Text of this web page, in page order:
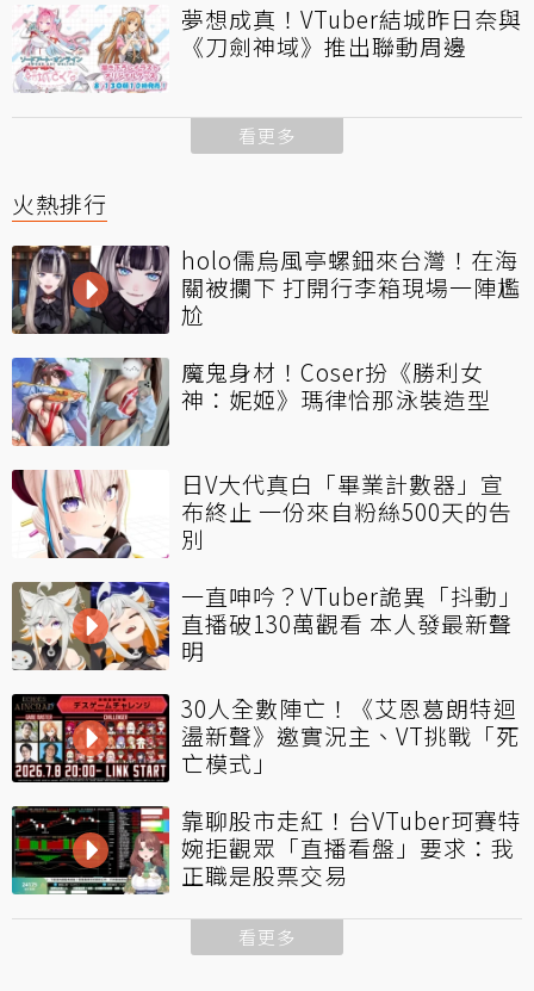
夢想成真！VTuber結城昨日奈與
《刀劍神域》推出聯動周邊
看更多
火熱排行
holo儒烏風亭螺鈿來台灣！在海
關被攔下 打開行李箱現場一陣尷
尬
魔鬼身材！Coser扮《勝利女
神：妮姬》瑪律恰那泳裝造型
日V大代真白「畢業計數器」宣
布終止 一份來自粉絲500天的告
別
一直呻吟？VTuber詭異「抖動」
直播破130萬觀看 本人發最新聲
明
30人全數陣亡！《艾恩葛朗特迴
盪新聲》邀實況主、VT挑戰「死
亡模式」
靠聊股市走紅！台VTuber珂賽特
婉拒觀眾「直播看盤」要求：我
正職是股票交易
看更多